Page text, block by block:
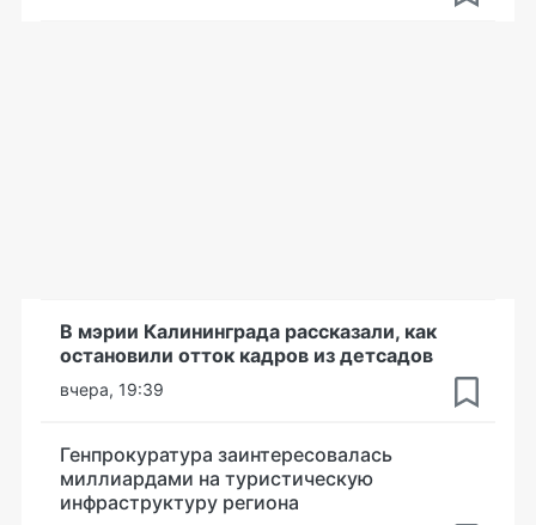
В мэрии Калининграда рассказали, как
остановили отток кадров из детсадов
вчера, 19:39
Генпрокуратура заинтересовалась
миллиардами на туристическую
инфраструктуру региона